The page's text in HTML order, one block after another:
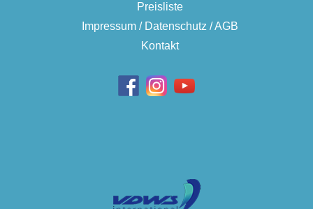
Preisliste
Impressum / Datenschutz / AGB
Kontakt